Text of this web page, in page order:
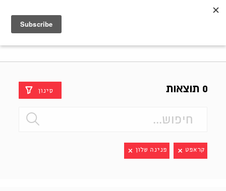
0 תוצאות סינון
קראפט פנינה שלון